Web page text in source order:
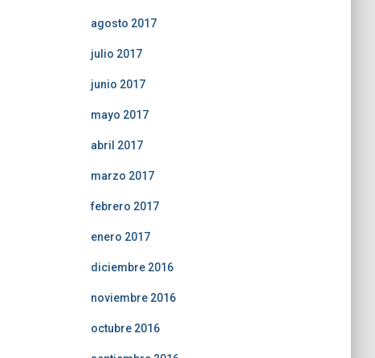
agosto 2017
julio 2017
junio 2017
mayo 2017
abril 2017
marzo 2017
febrero 2017
enero 2017
diciembre 2016
noviembre 2016
octubre 2016